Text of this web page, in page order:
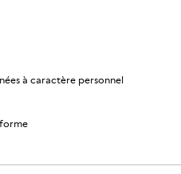
à caractère personnel